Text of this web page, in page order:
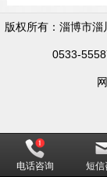
版权所有：淄博市
0533-
电话咨询 短信